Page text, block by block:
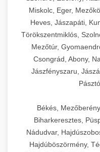
Miskolc, Eger,
Heves, Jászapáti,
Törökszentmiklós,
Mezőtúr,
Csongrád, Abony,
Jászfényszaru,
Békés,
Biharkeresztes,
Nádudvar,
Hajdúböszörmény,